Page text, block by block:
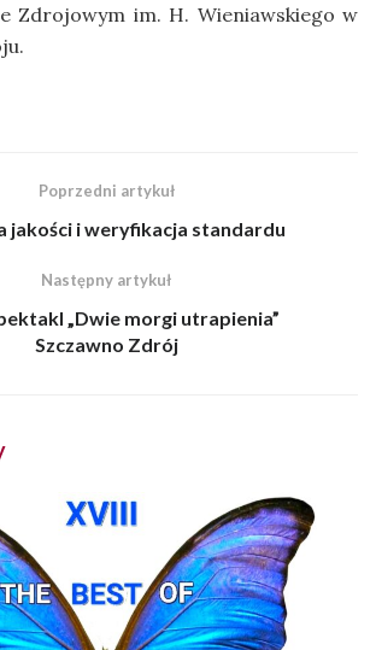
Zdrojowym im. H. Wieniawskiego w
Poprzedni artykuł
jakości i weryfikacja standardu
Następny artykuł
„Dwie morgi utrapienia”
Szczawno Zdrój